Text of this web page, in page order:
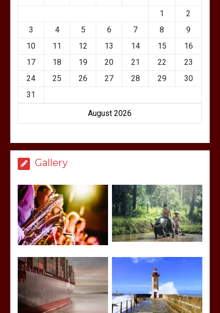
August 2026
1
2
3
4 5 6 7 8
9
10
11 12 13 14 15
16
17
18 19 20 21 22
23
24
25 26 27 28 29
30
31
Gallery